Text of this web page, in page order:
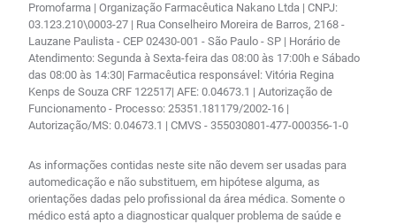
Promofarma | Organização Farmacêutica Nakano Ltda | CNPJ:
03.123.210\0003-27 | Rua Conselheiro Moreira de Barros, 2168 -
Lauzane Paulista - CEP 02430-001 - São Paulo - SP | Horário de
Atendimento: Segunda à Sexta-feira das 08:00 às 17:00h e Sábado
das 08:00 às 14:30| Farmacêutica responsável: Vitória Regina
Kenps de Souza CRF 122517| AFE: 0.04673.1 | Autorização de
Funcionamento - Processo: 25351.181179/2002-16 |
Autorização/MS: 0.04673.1 | CMVS - 355030801-477-000356-1-0
As informações contidas neste site não devem ser usadas para
automedicação e não substituem, em hipótese alguma, as
orientações dadas pelo profissional da área médica. Somente o
médico está apto a diagnosticar qualquer problema de saúde e